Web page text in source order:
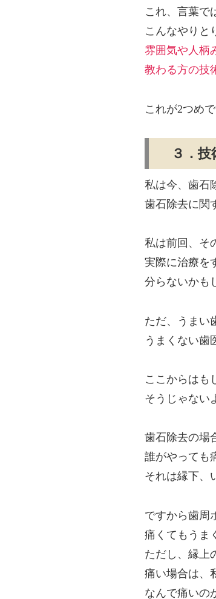
これ、言葉で
こんなやりと
雰囲気や人柄
教わる方の技
これが2つめで
３．
私は今、歯石
歯石除去に関
私は前回、そ
実際に治療を
分らないかも
ただ、うまい
うまくない歯
ここからはも
そうじゃない
歯石除去の場
誰がやっても
それは縁下、
ですから歯周
痛くてもうま
ただし、縁上
痛い場合は、
なんで痛いの